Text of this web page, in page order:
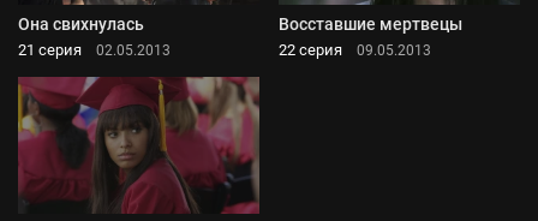
Она свихнулась
21 серия 02.05.2013
Восставшие мертвецы
22 серия 09.05.2013